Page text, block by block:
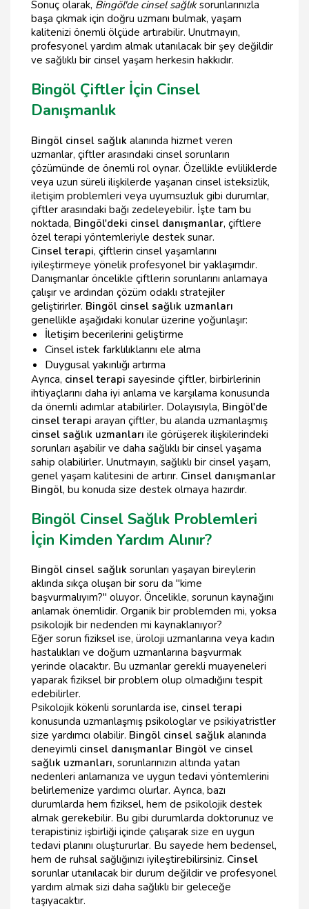
Sonuç olarak, Bingöl'de cinsel sağlıksorunlarınızla
başa çıkmak için doğru uzmanı bulmak, yaşam
kalitenizi önemli ölçüde artırabilir. Unutmayın,
profesyonel yardım almak utanılacak bir şey değildir
ve sağlıklı bir cinsel yaşam herkesin hakkıdır.
Bingöl Çiftler İçin Cinsel
Danışmanlık
Bingöl cinsel sağlık alanında hizmet veren
uzmanlar, çiftler arasındaki cinsel sorunların
çözümünde de önemli rol oynar. Özellikle evliliklerde
veya uzun süreli ilişkilerde yaşanan cinsel isteksizlik,
iletişim problemleri veya uyumsuzluk gibi durumlar,
çiftler arasındaki bağı zedeleyebilir. İşte tam bu
noktada, Bingöl'deki cinsel danışmanlar, çiftlere
özel terapi yöntemleriyle destek sunar.
Cinsel terapi, çiftlerin cinsel yaşamlarını
iyileştirmeye yönelik profesyonel bir yaklaşımdır.
Danışmanlar öncelikle çiftlerin sorunlarını anlamaya
çalışır ve ardından çözüm odaklı stratejiler
geliştirirler. Bingöl cinsel sağlık uzmanları
genellikle aşağıdaki konular üzerine yoğunlaşır:
İletişim becerilerini geliştirme
Cinsel istek farklılıklarını ele alma
Duygusal yakınlığı artırma
Ayrıca, cinsel terapi sayesinde çiftler, birbirlerinin
ihtiyaçlarını daha iyi anlama ve karşılama konusunda
da önemli adımlar atabilirler. Dolayısıyla, Bingöl'de
cinsel terapi arayan çiftler, bu alanda uzmanlaşmış
cinsel sağlık uzmanları ile görüşerek ilişkilerindeki
sorunları aşabilir ve daha sağlıklı bir cinsel yaşama
sahip olabilirler. Unutmayın, sağlıklı bir cinsel yaşam,
genel yaşam kalitesini de artırır. Cinsel danışmanlar
Bingöl, bu konuda size destek olmaya hazırdır.
Bingöl Cinsel Sağlık Problemleri
İçin Kimden Yardım Alınır?
Bingöl cinsel sağlık sorunları yaşayan bireylerin
aklında sıkça oluşan bir soru da "kime
başvurmalıyım?" oluyor. Öncelikle, sorunun kaynağını
anlamak önemlidir. Organik bir problemden mi, yoksa
psikolojik bir nedenden mi kaynaklanıyor?
Eğer sorun fiziksel ise, üroloji uzmanlarına veya kadın
hastalıkları ve doğum uzmanlarına başvurmak
yerinde olacaktır. Bu uzmanlar gerekli muayeneleri
yaparak fiziksel bir problem olup olmadığını tespit
edebilirler.
Psikolojik kökenli sorunlarda ise, cinsel terapi
konusunda uzmanlaşmış psikologlar ve psikiyatristler
size yardımcı olabilir. Bingöl cinsel sağlık alanında
deneyimli cinsel danışmanlar Bingöl ve cinsel
sağlık uzmanları, sorunlarınızın altında yatan
nedenleri anlamanıza ve uygun tedavi yöntemlerini
belirlemenize yardımcı olurlar. Ayrıca, bazı
durumlarda hem fiziksel, hem de psikolojik destek
almak gerekebilir. Bu gibi durumlarda doktorunuz ve
terapistiniz işbirliği içinde çalışarak size en uygun
tedavi planını oluştururlar. Bu sayede hem bedensel,
hem de ruhsal sağlığınızı iyileştirebilirsiniz. Cinsel
sorunlar utanılacak bir durum değildir ve profesyonel
yardım almak sizi daha sağlıklı bir geleceğe
taşıyacaktır.